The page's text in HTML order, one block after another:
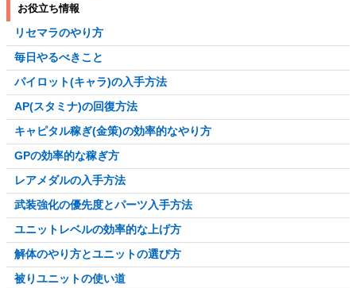
お役立ち情報
リセマラのやり方
毎日やるべきこと
パイロット(キャラ)の入手方法
AP(スタミナ)の回復方法
キャピタル稼ぎ(金策)の効率的なやり方
GPの効率的な稼ぎ方
レアメダルの入手方法
武装強化の優先度とパーツ入手方法
ユニットレベルの効率的な上げ方
解体のやり方とユニットの選び方
被りユニットの使い道